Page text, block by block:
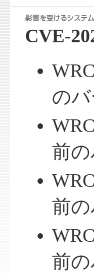
CVE-
の
前
前
前